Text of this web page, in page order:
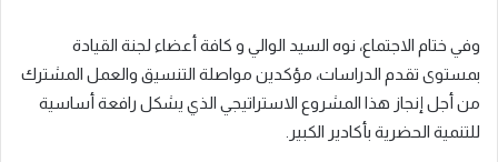
وفي ختام الاجتماع، نوه السيد الوالي و كافة أعضاء لجنة القيادة
بمستوى تقدم الدراسات، مؤكدين مواصلة التنسيق والعمل المشترك
من أجل إنجاز هذا المشروع الاستراتيجي الذي يشكل رافعة أساسية
للتنمية الحضرية بأكادير الكبير.